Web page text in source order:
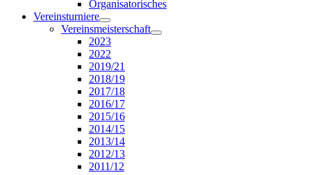
Organisatorisches
Vereinsturniere
Vereinsmeisterschaft
2023
2022
2019/21
2018/19
2017/18
2016/17
2015/16
2014/15
2013/14
2012/13
2011/12